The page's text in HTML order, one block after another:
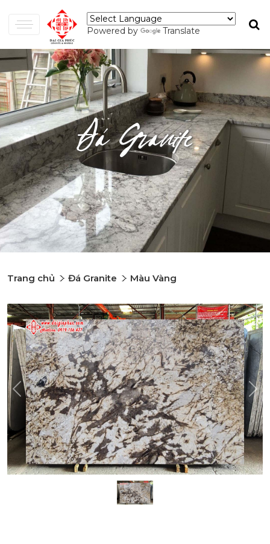
Powered by Translate
Đá Granite
Trang chủ Đá Granite Màu Vàng
Previous